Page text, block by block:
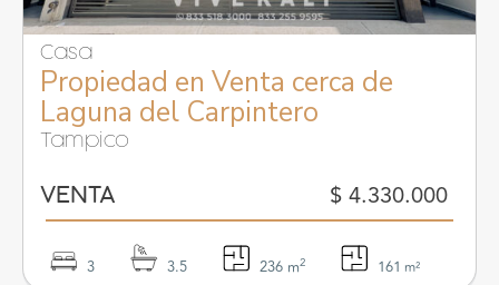
Casa
Propiedad en Venta cerca de
Laguna del Carpintero
Tampico
VENTA $ 4.330.000
3 3.5 236 m2 161 m²